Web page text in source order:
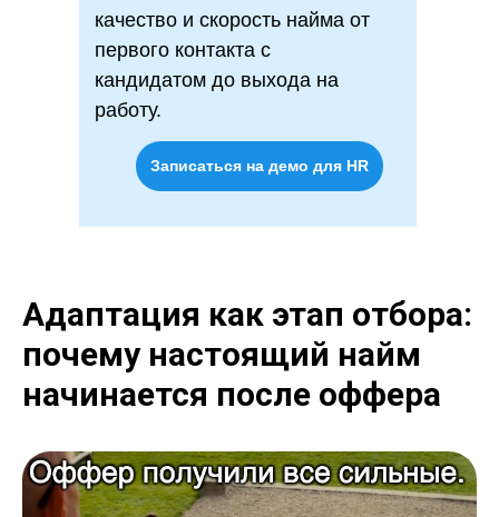
качество и скорость найма от
первого контакта с
кандидатом до выхода на
работу.
Записаться на демо для HR
Адаптация как этап отбора:
почему настоящий найм
начинается после оффера